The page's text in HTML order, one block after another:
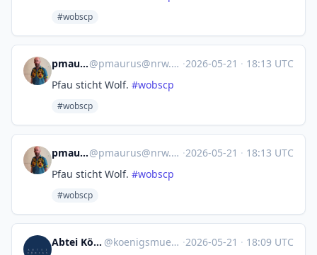
#wobscp
pmaurus@pmaurus@nrw.social ·2026-05-21 · 18:13 UTC
Pfau sticht Wolf. #wobscp
#wobscp
pmaurus@pmaurus@nrw.social ·2026-05-21 · 18:13 UTC
Pfau sticht Wolf. #wobscp
#wobscp
Abtei Königsmünster @koenigsmuenster@libori.social ·2026-05-21 · 18:09 UTC